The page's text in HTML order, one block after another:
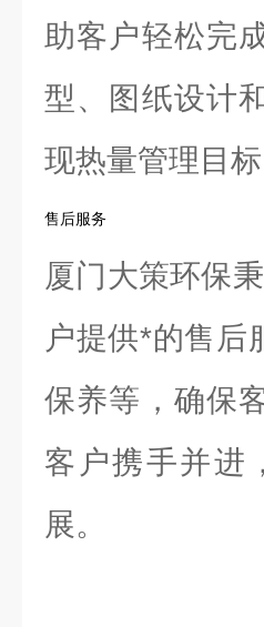
助客户轻松完
型、图纸设计
现热量管理目标
售后服务
厦门大策环保
户提供*的售后
保养等，确保
客户携手并进
展。